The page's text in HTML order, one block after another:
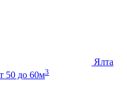
Ялта
50 до 60м3